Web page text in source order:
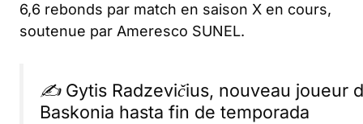
6,6 rebonds par match en saison X en cours,
soutenue par Ameresco SUNEL.
✍ Gytis Radzevičius, nouveau joueur
Baskonia hasta fin de temporada